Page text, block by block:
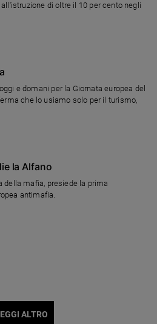
di oltre il 10 per cento negli
e domani per la Giornata europea del
che lo usiamo solo per il turismo,
la Alfano
della mafia, presiede la prima
antimafia.
ALTRO